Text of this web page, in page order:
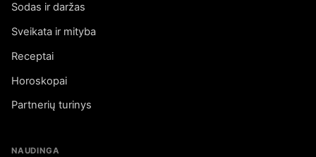
Sodas ir daržas
Sveikata ir mityba
Receptai
Horoskopai
Partnerių turinys
NAUDINGA